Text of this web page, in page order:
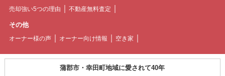
売却強い5つの理由 不動産無料査定
その他
オーナー様の声 オーナー向け情報 空き家
蒲郡市・幸田町地域に愛されて40年